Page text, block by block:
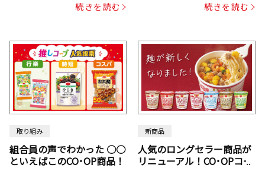
続きを読む
じん・コーン入り）続きを読む
取り組み
組合員の声でわかった ○○
といえばこのCO･OP商品！
新商品
人気のロングセラー商品が
リニューアル！CO･OPコー